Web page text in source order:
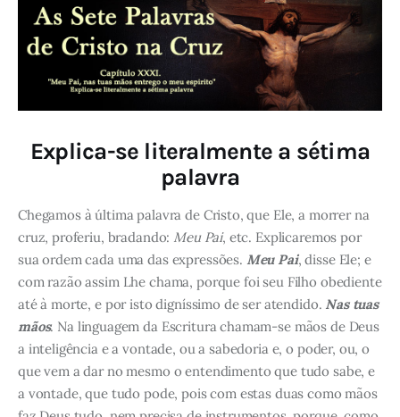
Explica-se literalmente a sétima
palavra
Chegamos à última palavra de Cristo, que Ele, a morrer na
cruz, proferiu, bradando: Meu Pai, etc. Explicaremos por
sua ordem cada uma das expressões. Meu Pai, disse Ele; e
com razão assim Lhe chama, porque foi seu Filho obediente
até à morte, e por isto digníssimo de ser atendido. Nas tuas
mãos. Na linguagem da Escritura chamam-se mãos de Deus
a inteligência e a vontade, ou a sabedoria e, o poder, ou, o
que vem a dar no mesmo o entendimento que tudo sabe, e
a vontade, que tudo pode, pois com estas duas como mãos